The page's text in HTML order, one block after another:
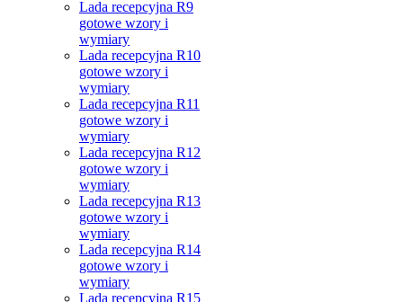
Lada recepcyjna R9
gotowe wzory i
wymiary
Lada recepcyjna R10
gotowe wzory i
wymiary
Lada recepcyjna R11
gotowe wzory i
wymiary
Lada recepcyjna R12
gotowe wzory i
wymiary
Lada recepcyjna R13
gotowe wzory i
wymiary
Lada recepcyjna R14
gotowe wzory i
wymiary
Lada recepcyjna R15